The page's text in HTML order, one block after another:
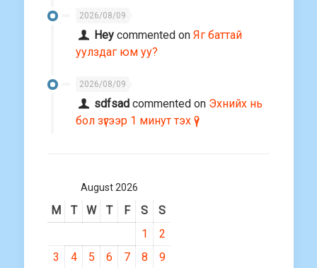
2026/08/09
Hey commented onЯг баттай
уулздаг юм уу?
2026/08/09
sdfsad commented on Эхнийх нь
бол зүгээр 1 минут тэх үү?
August 2026
M T W T F S
S
1
2
3
4 5 6 7 8
9